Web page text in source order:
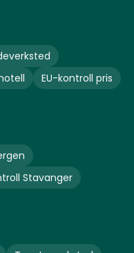
EU-kontroll pris
Stavanger